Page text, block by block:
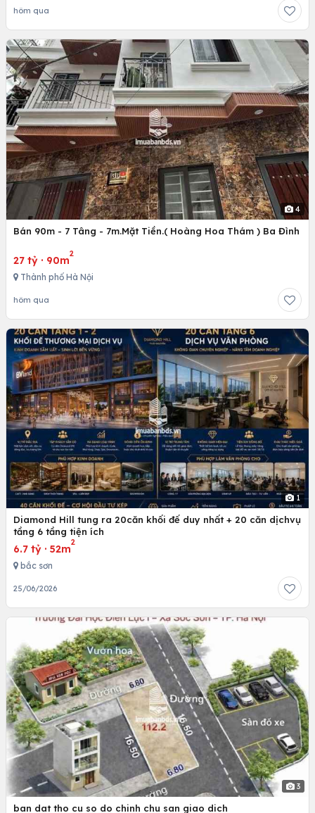
hôm qua
4
Bán 90m - 7 Tâng - 7m.Mặt Tiền.( Hoàng Hoa Thám ) Ba Đình
27 tỷ · 90m
2
Thành phố Hà Nội
hôm qua
1
Diamond Hill tung ra 20căn khối đế duy nhất + 20 căn dịchvụ
tầng 6 tầng tiện ích
6.7 tỷ · 52m
2
bắc sơn
25/06/2026
3
ban dat tho cu so do chinh chu san giao dich